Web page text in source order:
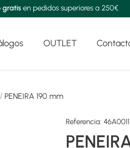
gratis en pedidos superiores a 250€
OUTLET
PENEIRA 190 mm
Referencia: 46A0011